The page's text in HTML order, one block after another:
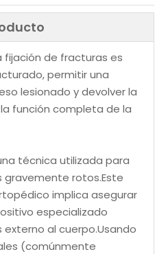
fijación de fracturas es
permitir una
lesionado y devolver la
función completa de la
técnica utilizada para
gravemente rotos.Este
implica asegurar
especializado
al cuerpo.Usando
(comúnmente